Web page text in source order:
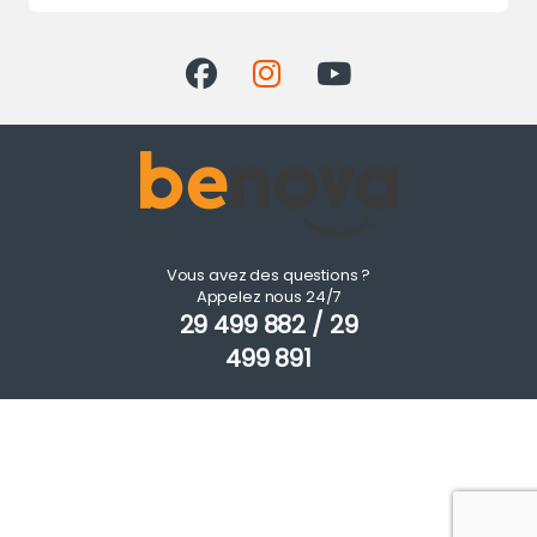
Vous avez des questions ?
Appelez nous 24/7
29 499 882 / 29
499 891